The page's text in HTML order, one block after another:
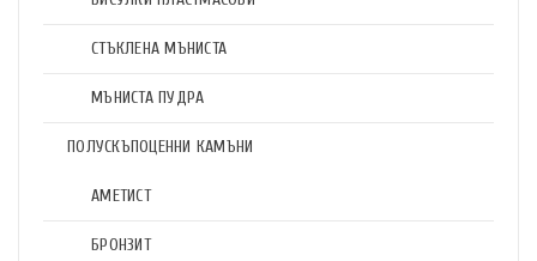
СТЪКЛЕНА МЪНИСТА
МЪНИСТА ПУДРА
ПОЛУСКЪПОЦЕННИ КАМЪНИ
АМЕТИСТ
БРОНЗИТ